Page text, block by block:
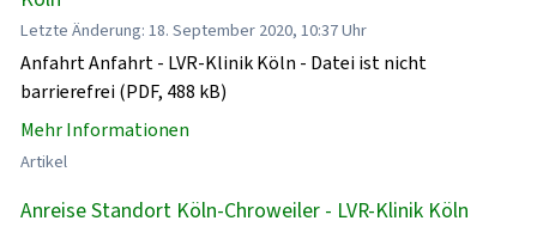
Letzte Änderung: 18. September 2020, 10:37 Uhr
Anfahrt Anfahrt - LVR-Klinik Köln - Datei ist nicht
barrierefrei (PDF, 488 kB)
Mehr Informationen
Artikel
Anreise Standort Köln-Chroweiler - LVR-Klinik Köln